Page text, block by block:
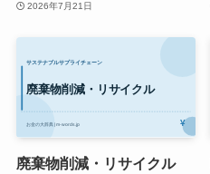
2026年7月21日
廃棄物削減・リサイクル